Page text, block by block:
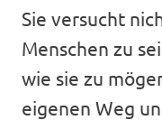
Sie versucht
Menschen zu
wie sie zu
eigenen Weg